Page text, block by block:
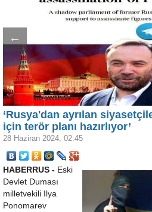
←
‘Rusya'dan ayrılan
için terör planı hazırlıyor’
28 Haziran 2024, 02:45
HABERRUS - Eski
Devlet Duması
milletvekili Ilya
Ponomarev